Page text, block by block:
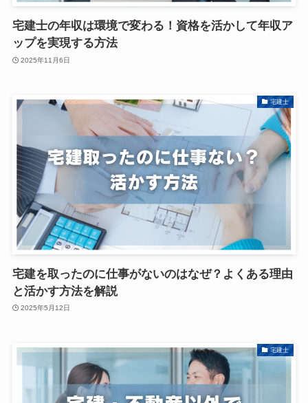
宅建士の年収は環境で変わる！資格を活かして年収ア
ップを実現する方法
2025年11月6日
宅建士
宅建を取ったのに仕事がないのはなぜ？よくある理由
と活かす方法を解説
2025年5月12日
宅建士